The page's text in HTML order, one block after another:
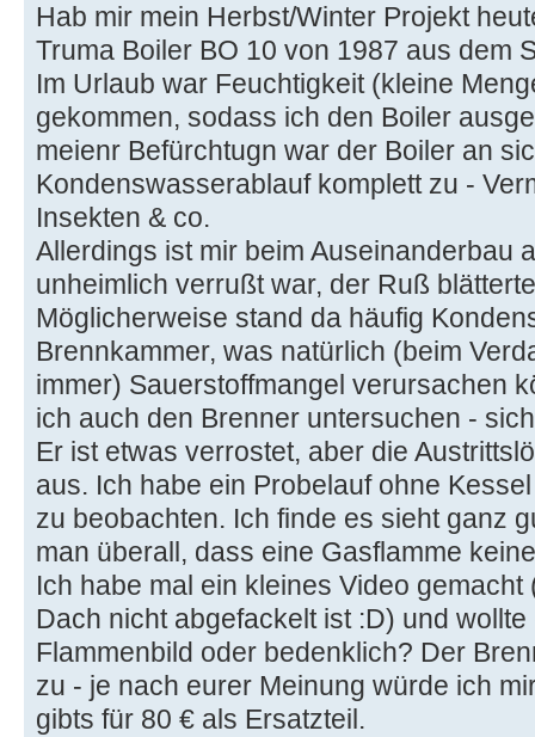
Hab mir mein Herbst/Winter Projekt
Truma Boiler BO 10 von 1987 aus dem
Im Urlaub war Feuchtigkeit (kleine
gekommen, sodass ich den Boiler
meienr Befürchtugn war der Boiler an
Kondenswasserablauf komplett zu -
Insekten & co.
Allerdings ist mir beim Auseinanderbau
unheimlich verrußt war, der Ruß
Möglicherweise stand da häufig
Brennkammer, was natürlich (beim
immer) Sauerstoffmangel verursachen
ich auch den Brenner untersuchen -
Er ist etwas verrostet, aber die
aus. Ich habe ein Probelauf ohne
zu beobachten. Ich finde es sieht ganz
man überall, dass eine Gasflamme
Ich habe mal ein kleines Video
Dach nicht abgefackelt ist :D) und
Flammenbild oder bedenklich? Der
zu - je nach eurer Meinung würde ich
gibts für 80 € als Ersatzteil.